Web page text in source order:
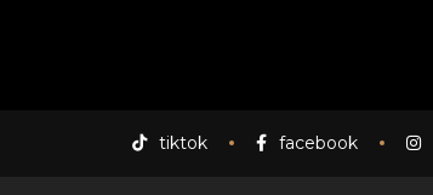
tiktok facebook